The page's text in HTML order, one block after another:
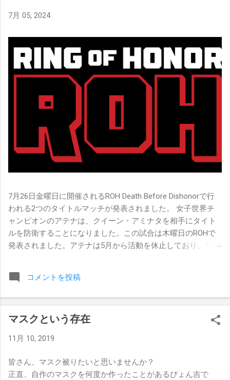
7月 05, 2024
7月26日金曜日に開催されるROH Death Before Dishonorで行
われる2つのタイトルマッチが発表されました。 女子世界チ
ャンピオンのアテナは、クイーン・アミナタを相手にタイト
ルを防衛することになりました。この試合は木曜日のROHで
発表されました。アテナは5月から活動を休止しており、リン
女子世界チャンピオンは5月の最後の試合で怪我の恐怖に苦し
みましたが、それはストーリーの中で誇張されています。 ア
でタイトルを防衛します。PPVでレッド・ベルベッドを相手
にROH Women's TV 王座の防衛戦を行います。 木曜日の放送
Proving Groundの試合でウィーラー・ユータとタイムリミット
で引き分けたので、チャンピオンシップへのチャンスを手に
入れましたが、まだPPVでは公式に発表されていません。
コメントを投稿
マスクという存在
11月 10, 2019
皆さん、マスク被りたいと思いませんか？
正直、自作のマスクを何度か作ったことがあるぴょん吉で